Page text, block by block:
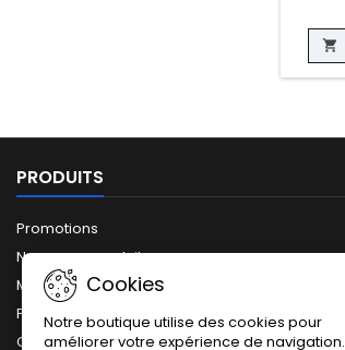

PRODUITS
Promotions
Nouveaux produits
Meilleures ventes
Plan du site
Catalogue complet
Cookies
Notre boutique utilise des cookies pour
améliorer votre expérience de navigation.